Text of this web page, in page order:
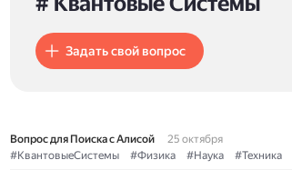
Задать свой вопрос
Вопрос для Поиска с Алисой
25 октября
#КвантовыеСистемы
#Физика #Наука #Техника